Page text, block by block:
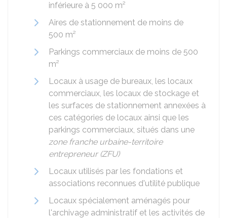
inférieure à 5 000 m²
Aires de stationnement de moins de
500 m²
Parkings commerciaux de moins de 500
m²
Locaux à usage de bureaux, les locaux
commerciaux, les locaux de stockage et
les surfaces de stationnement annexées à
ces catégories de locaux ainsi que les
parkings commerciaux, situés dans une
zone franche urbaine-territoire
entrepreneur (ZFU)
Locaux utilisés par les fondations et
associations reconnues d'utilité publique
Locaux spécialement aménagés pour
l'archivage administratif et les activités de